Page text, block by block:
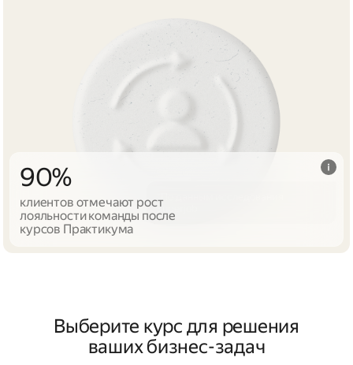
90%
клиентов отмечают рост
лояльности команды после
курсов Практикума
Выберите курс для решения
ваших бизнес-задач